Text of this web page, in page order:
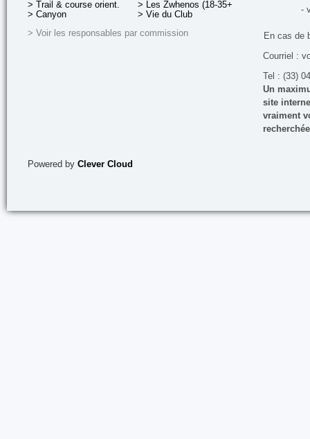
> Trail & course orient.
> Canyon
> Les Zwhenos (18-35+ ans)
> Vie du Club
> Voir les responsables par commission
-
En cas de
Courriel :
Tel : (33)
Un
site
vraiment
Powered by Clever Cloud